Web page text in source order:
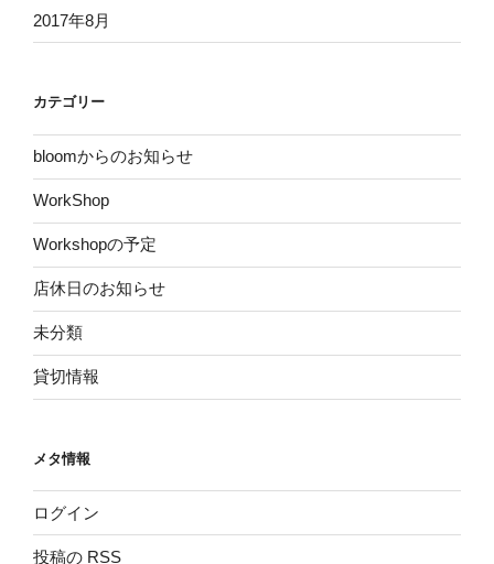
2017年8月
カテゴリー
bloomからのお知らせ
WorkShop
Workshopの予定
店休日のお知らせ
未分類
貸切情報
メタ情報
ログイン
投稿の RSS